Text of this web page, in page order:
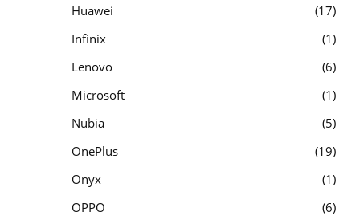
Huawei
17
Infinix
1
Lenovo
6
Microsoft
1
Nubia
5
OnePlus
19
Onyx
1
OPPO
6